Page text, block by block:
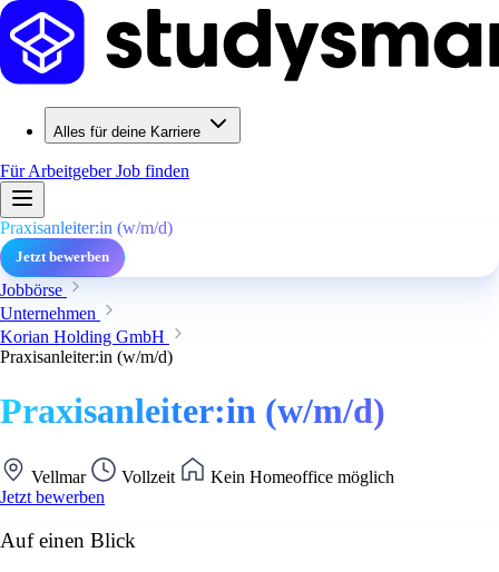
Alles für deine Karriere
Für ArbeitgeberJob finden
Praxisanleiter:in (w/m/d)
Jetzt bewerben
Jobbörse
Unternehmen
Korian Holding GmbH
Praxisanleiter:in (w/m/d)
Praxisanleiter:in (w/m/d)
Vellmar Vollzeit
Kein Homeoffice möglich
Jetzt bewerben
Auf einen Blick